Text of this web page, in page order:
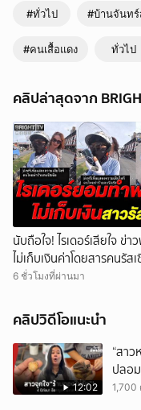
#ทั่วไป #บ้านจันทร์
#คนเสื้อแดง ทั่วไป
คลิปล่าสุดจาก
นับถือใจ! ไรเดอร์เสียใจ ข่
ไม่เก็บเงินค่าโดยสารคนรัส
ขอโทษ
6 ชั่วโมงที่ผ่านมา
คลิปวิดีโอแนะนำ
12:02
“สา
ปลอ
มหาศ
1,700